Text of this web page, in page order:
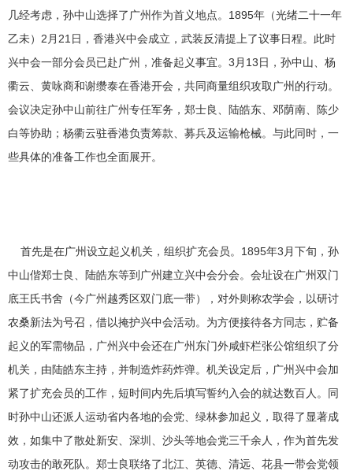
几经考虑，孙中山选择了广州作为首义地点。1895年（光绪二十一年
乙未）2月21日，香港兴中会成立，武装反清提上了议事日程。此时
兴中会一部分会员已赴广州，准备起义事宜。3月13日，孙中山、杨
衢云、黄咏商和谢缵泰在香港开会，共同商量组织攻取广州的行动。
会议决定孙中山前往广州专任军务，郑士良、陆皓东、邓荫南、陈少
白等协助；杨衢云驻香港负责筹款、募兵及运输枪械。与此同时，一
些具体的准备工作也全面展开。
首先是在广州设立起义机关，组织扩充会员。1895年3月下旬，孙
中山偕郑士良、陆皓东等到广州建立兴中会分会。会址设在广州双门
底王氏书舍（今广州越秀区双门底一带），对外则称农学会，以研讨
农桑新法为号召，借以掩护兴中会活动。为方便接待各方同志，贮备
起义的军需物品，广州兴中会还在广州东门外咸虾栏张公馆组织了分
机关，由陆皓东主持，并制造炸药炸弹。机关设定后，广州兴中会加
紧了扩充会员的工作，短时间内先后填写誓约入会的就达数百人。同
时孙中山还派人运动省内各地的会党、绿林参加起义，取得了显著成
效，如集中了散处新安、深圳、沙头等地会党三千余人，作为首先发
动攻击的敢死队。郑士良联络了北江、英德、清远、花县一带会党领